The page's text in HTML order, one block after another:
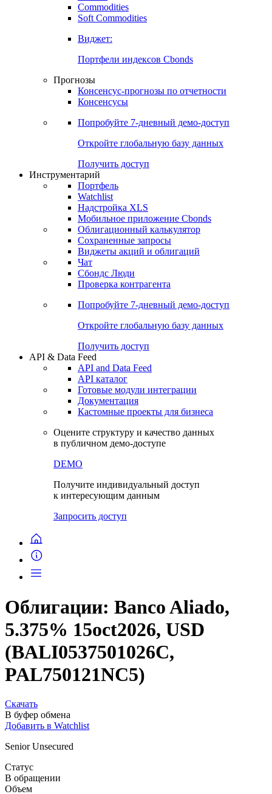
Commodities
Золото
Бензин
Soft Commodities
Виджет:
Портфели индексов Cbonds
Прогнозы
Консенсусы
Попробуйте7-дневный
Откройте глобальную базу данных
Получить доступ
Инструментарий
Портфель
Watchlist
Надстройка XLS
Мобильное приложение Cbonds
Облигационный калькулятор
Сохраненные запросы
Чат
Проверка контрагента
Попробуйте7-дневный
Откройте глобальную базу данных
Получить доступ
API & Data Feed
API and Data Feed
Готовые модули интеграции
Документация
в публичном демо-доступе
Облигации: Banco Aliado,
5.375% 15oct2026, USD
PAL750121NC5)
Скачать
Добавить в Watchlist
Senior Unsecured